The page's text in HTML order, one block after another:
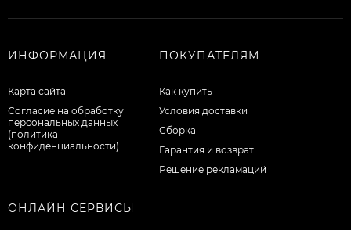
ИНФОРМАЦИЯ
Карта сайта
Согласие на обработку
персональных данных
(политика
конфиденциальности)
ПОКУПАТЕЛЯМ
Как купить
Условия доставки
Сборка
Гарантия и возврат
Решение рекламаций
ОНЛАЙН СЕРВИСЫ